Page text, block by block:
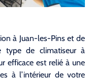
à Juan-les-Pins et de
type de climatiseur à
efficace est relié à une
à l’intérieur de votre